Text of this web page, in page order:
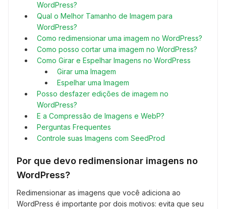
WordPress?
Qual o Melhor Tamanho de Imagem para
WordPress?
Como redimensionar uma imagem no WordPress?
Como posso cortar uma imagem no WordPress?
Como Girar e Espelhar Imagens no WordPress
Girar uma Imagem
Espelhar uma Imagem
Posso desfazer edições de imagem no
WordPress?
E a Compressão de Imagens e WebP?
Perguntas Frequentes
Controle suas Imagens com SeedProd
Por que devo redimensionar imagens no
WordPress?
Redimensionar as imagens que você adiciona ao
WordPress é importante por dois motivos: evita que seu